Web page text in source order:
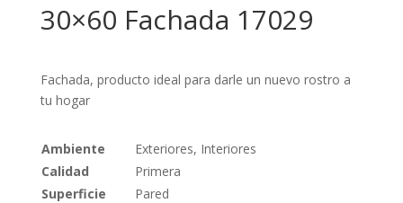
30×60 Fachada 17029
Fachada, producto ideal para darle un nuevo rostro a
tu hogar
Ambiente
Exteriores, Interiores
Calidad
Primera
Superficie
Pared